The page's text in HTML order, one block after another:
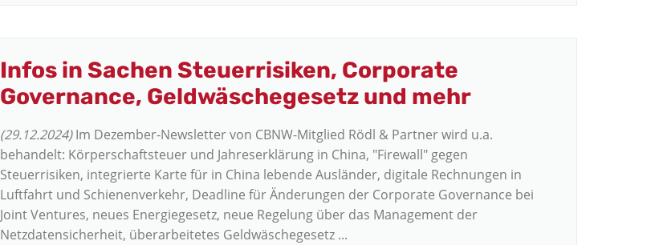
Infos in Sachen Steuerrisiken, Corporate
Governance, Geldwäschegesetz und mehr
(29.12.2024)Im Dezember-Newsletter von CBNW-Mitglied Rödl & Partner wird u.a.
behandelt: Körperschaftsteuer und Jahreserklärung in China, "Firewall" gegen
Steuerrisiken, integrierte Karte für in China lebende Ausländer, digitale Rechnungen in
Luftfahrt und Schienenverkehr, Deadline für Änderungen der Corporate Governance bei
Joint Ventures, neues Energiegesetz, neue Regelung über das Management der
Netzdatensicherheit, überarbeitetes Geldwäschegesetz ...